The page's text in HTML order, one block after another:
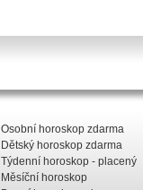
Osobní horoskop zdarma
Dětský horoskop zdarma
Týdenní horoskop - placený
Měsíční horoskop